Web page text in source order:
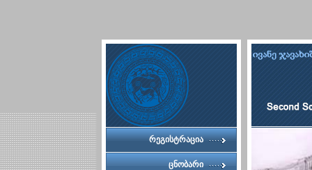
რეგისტრაცია
ცნობარი